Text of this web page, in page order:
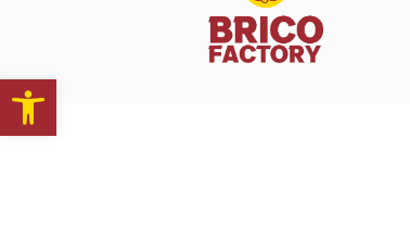
Abrir barra de herramientas